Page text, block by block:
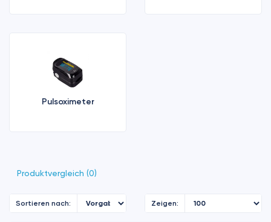
Pulsoximeter
Produktvergleich (0)
Sortieren nach: Zeigen: